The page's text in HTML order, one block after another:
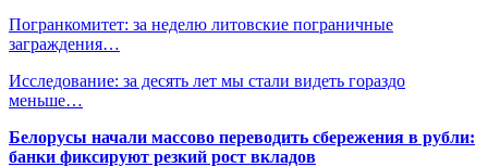
Погранкомитет: за неделю литовские пограничные
заграждения…
Исследование: за десять лет мы стали видеть гораздо
меньше…
Белорусы начали массово переводить сбережения в рубли:
банки фиксируют резкий рост вкладов